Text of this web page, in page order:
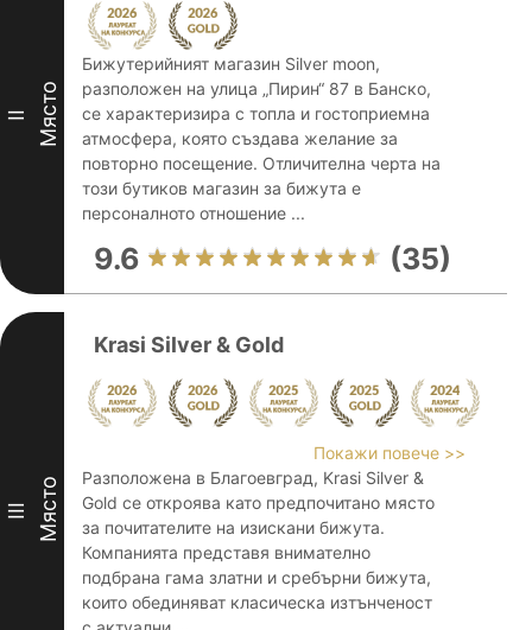
II Място
Бижутерийният магазин Silver moon,
разположен на улица „Пирин“ 87 в Банско,
се характеризира с топла и гостоприемна
атмосфера, която създава желание за
повторно посещение. Отличителна черта на
този бутиков магазин за бижута е
персоналното отношение ...
9.6 (35)
III Място
Krasi Silver & Gold
Покажи повече >>
Разположена в Благоевград, Krasi Silver &
Gold се откроява като предпочитано място
за почитателите на изискани бижута.
Компанията представя внимателно
подбрана гама златни и сребърни бижута,
които обединяват класическа изтънченост